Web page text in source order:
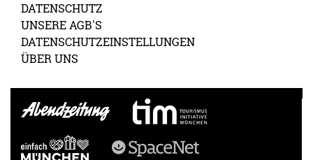
DATENSCHUTZ
UNSERE AGB'S
DATENSCHUTZEINSTELLUNGEN
ÜBER UNS